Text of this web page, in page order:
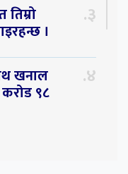
।
३
खनाल
करोड ९८
४